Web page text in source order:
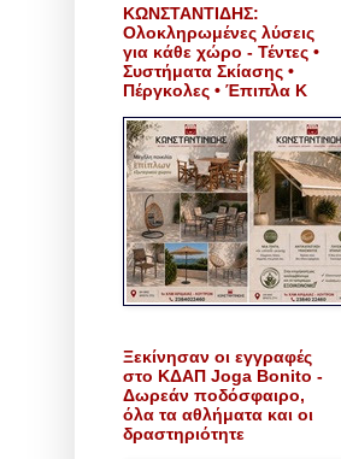
ΚΩΝΣΤΑΝΤΙΔΗΣ:
Ολοκληρωμένες λύσεις
για κάθε χώρο - Τέντες •
Συστήματα Σκίασης •
Πέργκολες • Έπιπλα Κ
Ξεκίνησαν οι εγγραφές
στο ΚΔΑΠ Joga Bonito -
Δωρεάν ποδόσφαιρο,
όλα τα αθλήματα και οι
δραστηριότητε